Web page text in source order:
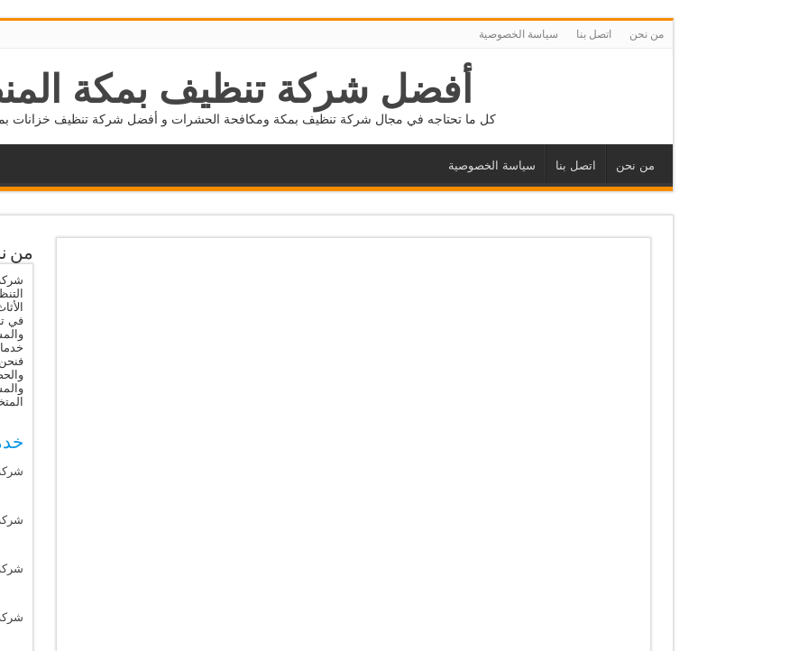
من نحن اتصل بنا سياسة الخصوصية
أفضل شركة تنظيف بمكة
كل ما تحتاجه في مجال شركة تنظيف بمكة ومكافحة الحشرات و أفضل شركة تنظيف خزانات بمكة
من نحن اتصل بنا سياسة الخصوصية
من
في